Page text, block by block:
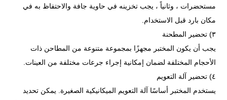
مستحضرات ، وثانياً ، يجب تخزينه في حاوية جافة والاحتفاظ به في
مكان بارد قبل الاستخدام.
٣) تحضير المطحنة
يجب أن يكون المختبر مجهزًا بمجموعة متنوعة من المطاحن ذات
الأحجام المختلفة لضمان إمكانية إجراء جرعات مختلفة من العينات.
٤) تحضير آلة التعويم
يستخدم المختبر أساسًا آلة التعويم الميكانيكية الصغيرة. يمكن تحديد